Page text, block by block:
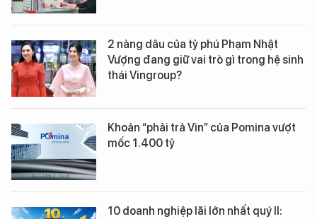
2 nàng dâu của tỷ phú Phạm Nhật
Vượng đang giữ vai trò gì trong hệ sinh
thái Vingroup?
Khoản “phải trả Vin” của Pomina vượt
mốc 1.400 tỷ
10 doanh nghiệp lãi lớn nhất quý II: